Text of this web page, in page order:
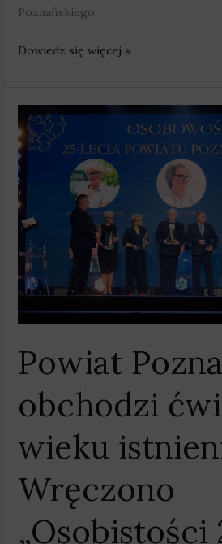
Poznańskiego.
Dowiedz się więcej »
Powiat
obchodzi
wieku
Wręczono
„Osobistości
Powiat
Poznański
obchodzi
ćwierć
wieku
istnienia.
Wręczono
„Osobistości
25-